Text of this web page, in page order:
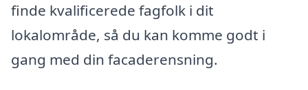
finde kvalificerede fagfolk i dit
lokalområde, så du kan komme godt i
gang med din facaderensning.